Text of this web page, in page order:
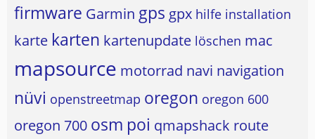
firmware Garmin gps gpx hilfe installation
karte karten kartenupdate löschen mac
mapsource motorrad navi navigation
nüvi openstreetmap oregon oregon 600
oregon 700 osm poi qmapshack route